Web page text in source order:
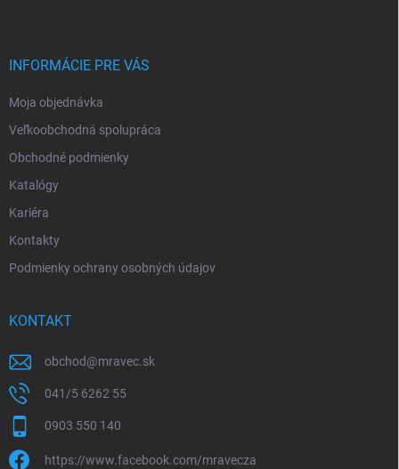
INFORMÁCIE PRE VÁS
Moja objednávka
Veľkoobchodná spolupráca
Obchodné podmienky
Katalógy
Kariéra
Kontakty
Podmienky ochrany osobných údajov
KONTAKT
obchod@mravec.sk
041/5 6262 55
0903 550 140
https://www.facebook.com/mravecza